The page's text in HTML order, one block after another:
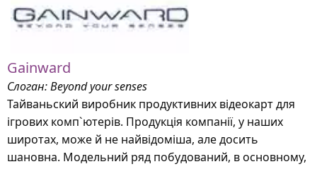
Gainward
Слоган: Beyond your senses
Тайваньский виробник продуктивних відеокарт для
ігрових комп`ютерів. Продукція компанії, у наших
широтах, може й не найвідоміша, але досить
шановна. Модельний ряд побудований, в основному,